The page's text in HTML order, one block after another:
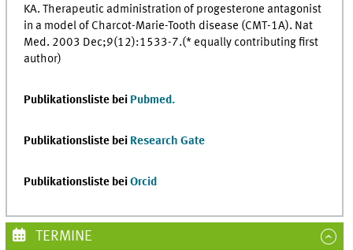
KA. Therapeutic administration of progesterone antagonist
in a model of Charcot-Marie-Tooth disease (CMT-1A). Nat
Med. 2003 Dec;9(12):1533-7.(* equally contributing first
author)
Publikationsliste bei Pubmed.
Publikationsliste bei Research Gate
Publikationsliste beiOrcid
TERMINE